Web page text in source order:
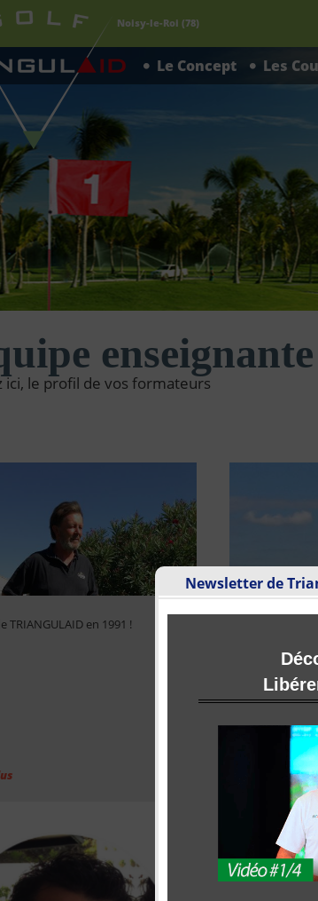
Noisy-le-Roi (78)
Le Concept Les
enseignante
ici, le profil de vos formateurs
TRIANGULAID en 1991 !
En savoir plus
Newsletter de